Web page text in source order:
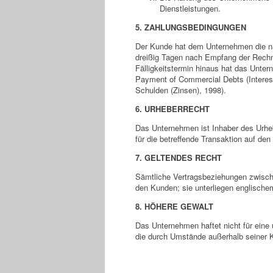
Dienstleistungen.
5. ZAHLUNGSBEDINGUNGEN
Der Kunde hat dem Unternehmen die
dreißig Tagen nach Empfang der
Fälligkeitstermin hinaus hat das
Payment of Commercial Debts
Schulden (Zinsen), 1998).
6. URHEBERRECHT
Das Unternehmen ist Inhaber des
für die betreffende Transaktion auf
7. GELTENDES RECHT
Sämtliche Vertragsbeziehungen
den Kunden; sie unterliegen
8. HÖHERE GEWALT
Das Unternehmen haftet nicht für
die durch Umstände außerhalb seiner